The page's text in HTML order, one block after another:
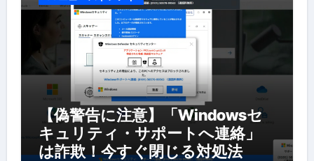
【偽警告に注意】「Windowsセ
キュリティ・サポートへ連絡」
は詐欺！今すぐ閉じる対処法